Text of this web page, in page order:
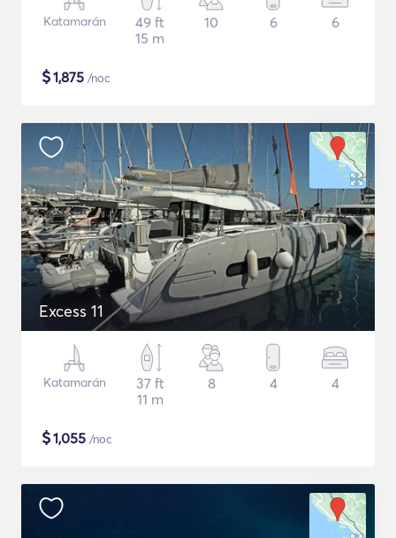
Katamarán
49 ft
15 m
10 6 6
$1,875 /noc
Excess 11
Katamarán
37 ft
11 m
8 4 4
$1,055 /noc